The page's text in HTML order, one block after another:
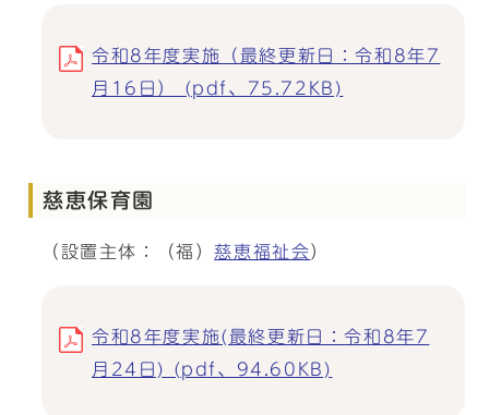
令和8年度実施（最終更新日：令和8年7
月16日） (pdf、75.72KB)
慈恵保育園
（設置主体：（福）慈恵福祉会）
令和8年度実施(最終更新日：令和8年7
月24日) (pdf、94.60KB)